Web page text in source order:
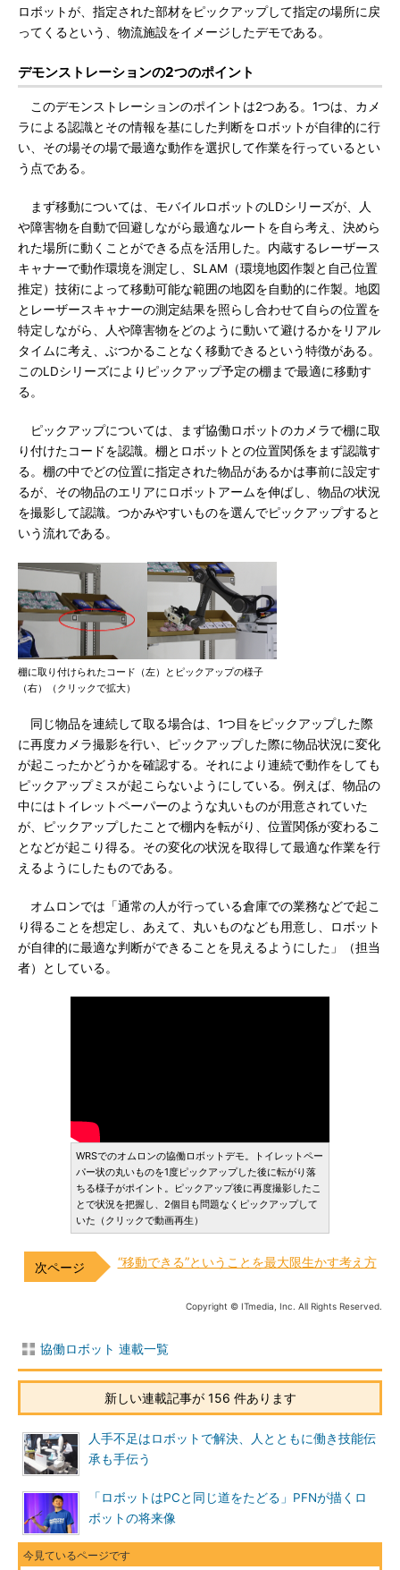
ロボットが、指定された部材をピックアップして指定の場所に戻
ってくるという、物流施設をイメージしたデモである。
デモンストレーションの2つのポイント
このデモンストレーションのポイントは2つある。1つは、カメ
ラによる認識とその情報を基にした判断をロボットが自律的に行
い、その場その場で最適な動作を選択して作業を行っているとい
う点である。
まず移動については、モバイルロボットのLDシリーズが、人
や障害物を自動で回避しながら最適なルートを自ら考え、決めら
れた場所に動くことができる点を活用した。内蔵するレーザース
キャナーで動作環境を測定し、SLAM（環境地図作製と自己位置
推定）技術によって移動可能な範囲の地図を自動的に作製。地図
とレーザースキャナーの測定結果を照らし合わせて自らの位置を
特定しながら、人や障害物をどのように動いて避けるかをリアル
タイムに考え、ぶつかることなく移動できるという特徴がある。
このLDシリーズによりピックアップ予定の棚まで最適に移動す
る。
ピックアップについては、まず協働ロボットのカメラで棚に取
り付けたコードを認識。棚とロボットとの位置関係をまず認識す
る。棚の中でどの位置に指定された物品があるかは事前に設定す
るが、その物品のエリアにロボットアームを伸ばし、物品の状況
を撮影して認識。つかみやすいものを選んでピックアップすると
いう流れである。
棚に取り付けられたコード（左）とピックアップの様子
（右）（クリックで拡大）
同じ物品を連続して取る場合は、1つ目をピックアップした際
に再度カメラ撮影を行い、ピックアップした際に物品状況に変化
が起こったかどうかを確認する。それにより連続で動作をしても
ピックアップミスが起こらないようにしている。例えば、物品の
中にはトイレットペーパーのような丸いものが用意されていた
が、ピックアップしたことで棚内を転がり、位置関係が変わるこ
となどが起こり得る。その変化の状況を取得して最適な作業を行
えるようにしたものである。
オムロンでは「通常の人が行っている倉庫での業務などで起こ
り得ることを想定し、あえて、丸いものなども用意し、ロボット
が自律的に最適な判断ができることを見えるようにした」（担当
者）としている。
WRSでのオムロンの協働ロボットデモ。トイレットペー
パー状の丸いものを1度ピックアップした後に転がり落
ちる様子がポイント。ピックアップ後に再度撮影したこ
とで状況を把握し、2個目も問題なくピックアップして
いた（クリックで動画再生）
“移動できる”ということを最大限生かす考え方
Copyright © ITmedia, Inc. All Rights Reserved.
協働ロボット 連載一覧
新しい連載記事が 156 件あります
人手不足はロボットで解決、人とともに働き技能伝
承も手伝う
「ロボットはPCと同じ道をたどる」PFNが描くロ
ボットの将来像